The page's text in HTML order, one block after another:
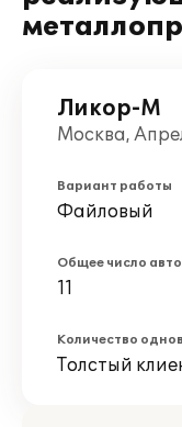
Ликор-М
Москва,
Вариант работы
Файловый
Общее число
11
Количество
Толстый